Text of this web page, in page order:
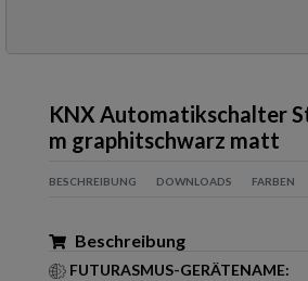
KNX Automatikschalter
m graphitschwarz matt
BESCHREIBUNG DOWNLOADS FARBEN
Beschreibung
FUTURASMUS-GERÄTENAME: